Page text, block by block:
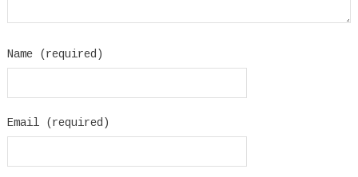
Name (required)
Email (required)